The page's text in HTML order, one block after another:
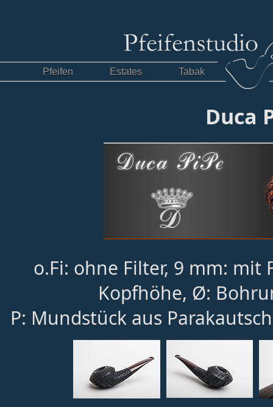
Pfeifen Estates Tabak
Duca
o.Fi: ohne Filter, 9 mm: mit
Kopfhöhe, Ø:
P: Mundstück aus